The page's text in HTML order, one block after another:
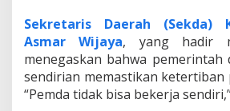
P
a
s
a
r
K
a
Sekretaris Daerah (Sekda)
Asmar Wijaya, yang hadir
menegaskan bahwa pemerintah
sendirian memastikan ketertiban
“Pemda tidak bisa bekerja